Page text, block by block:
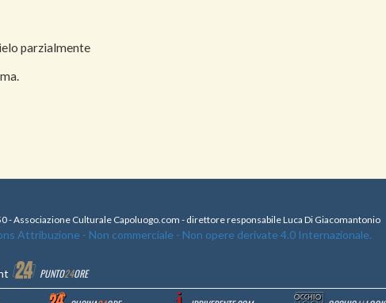
parzialmente
Associazione Culturale Capoluogo.com - direttore responsabile Luca Di Giacomantonio
Attribuzione - Non commerciale - Non opere derivate 4.0 Internazionale.
PUNTO24ORE